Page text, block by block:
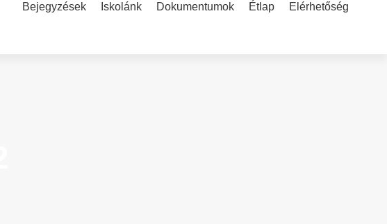
Bejegyzések Iskolánk Dokumentumok Étlap Elérhetőség